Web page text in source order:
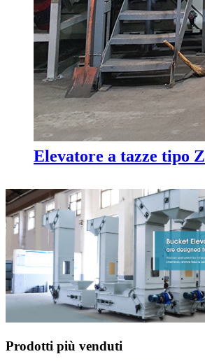
Elevatore a tazze tipo Z
Prodotti più venduti